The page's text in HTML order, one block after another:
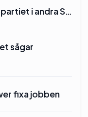
i andra S…
sågar
fixa jobben